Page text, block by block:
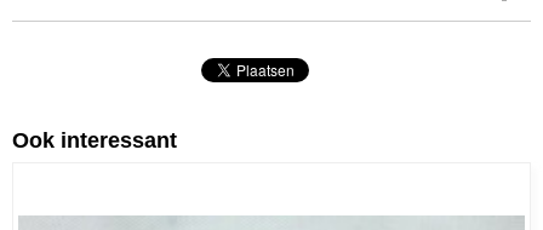
Ook interessant